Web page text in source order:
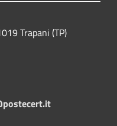
Trapani (TP)